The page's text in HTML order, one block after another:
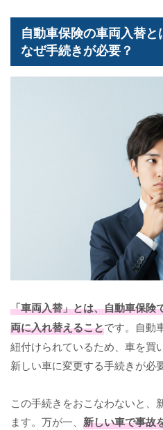
自動車保険の車両入替
なぜ手続きが必要？
「車両入替」とは、自動車保険
両に入れ替えることです。自動
紐付けられているため、車を買
新しい車に変更する手続きが必
この手続きをおこなわないと、
ます。万が一、 新しい車で事故